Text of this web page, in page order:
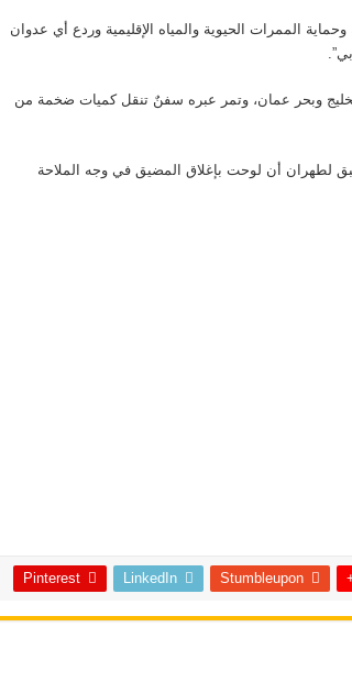
الممرات الحيوية والمياه الإقليمية وردع أي عدوان
وبحر عمان، وتمر عبره سفنٌ تنقل كميات ضخمة من
لطهران أن لوحت بإغلاق المضيق في وجه الملاحة
Stumbleupon
LinkedIn
Pinterest